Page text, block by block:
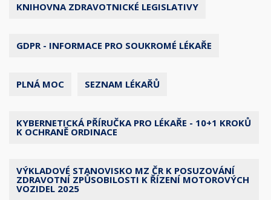
KNIHOVNA ZDRAVOTNICKÉ LEGISLATIVY
GDPR - INFORMACE PRO SOUKROMÉ LÉKAŘE
PLNÁ MOC SEZNAM LÉKAŘŮ
KYBERNETICKÁ PŘÍRUČKA PRO LÉKAŘE - 10+1 KROKŮ
K OCHRANĚ ORDINACE
VÝKLADOVÉ STANOVISKO MZ ČR K POSUZOVÁNÍ
ZDRAVOTNÍ ZPŮSOBILOSTI K ŘÍZENÍ MOTOROVÝCH
VOZIDEL 2025